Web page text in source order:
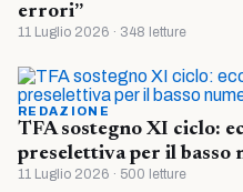
errori”
11 Luglio 2026 · 348 letture
REDAZIONE
TFA sostegno XI ciclo:
preselettiva per il basso
11 Luglio 2026 · 500 letture